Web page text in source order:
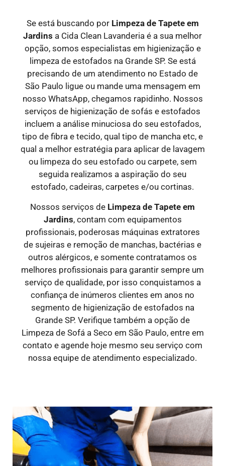
Se está buscando por Limpeza de Tapete em
Jardins a Cida Clean Lavanderia é a sua melhor
opção, somos especialistas em higienização e
limpeza de estofados na Grande SP. Se está
precisando de um atendimento no Estado de
São Paulo ligue ou mande uma mensagem em
nosso WhatsApp, chegamos rapidinho. Nossos
serviços de higienização de sofás e estofados
incluem a análise minuciosa do seu estofados,
tipo de fibra e tecido, qual tipo de mancha etc, e
qual a melhor estratégia para aplicar de lavagem
ou limpeza do seu estofado ou carpete, sem
seguida realizamos a aspiração do seu
estofado, cadeiras, carpetes e/ou cortinas.
Nossos serviços de Limpeza de Tapete em
Jardins, contam com equipamentos
profissionais, poderosas máquinas extratores
de sujeiras e remoção de manchas, bactérias e
outros alérgicos, e somente contratamos os
melhores profissionais para garantir sempre um
serviço de qualidade, por isso conquistamos a
confiança de inúmeros clientes em anos no
segmento de higienização de estofados na
Grande SP. Verifique também a opção de
Limpeza de Sofá a Seco em São Paulo, entre em
contato e agende hoje mesmo seu serviço com
nossa equipe de atendimento especializado.